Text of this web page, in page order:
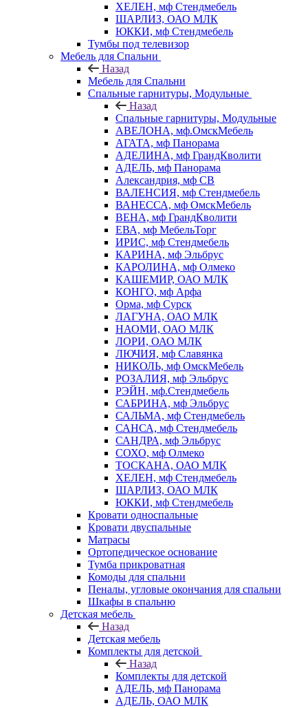
ХЕЛЕН, мф Стендмебель
ШАРЛИЗ, ОАО МЛК
ЮККИ, мф Стендмебель
Тумбы под телевизор
Мебель для Спальни
Назад
Мебель для Спальни
Спальные гарнитуры, Модульные
Назад
Спальные гарнитуры, Модульные
АВЕЛОНА, мф.ОмскМебель
АГАТА, мф Панорама
АДЕЛИНА, мф ГрандКволити
АДЕЛЬ, мф Панорама
Александрия, мф СВ
ВАЛЕНСИЯ, мф Стендмебель
ВАНЕССА, мф ОмскМебель
ВЕНА, мф ГрандКволити
ЕВА, мф МебельТорг
ИРИС, мф Стендмебель
КАРИНА, мф Эльбрус
КАРОЛИНА, мф Олмеко
КАШЕМИР, ОАО МЛК
КОНГО, мф Арфа
Орма, мф Сурск
ЛАГУНА, ОАО МЛК
НАОМИ, ОАО МЛК
ЛОРИ, ОАО МЛК
ЛЮЧИЯ, мф Славянка
НИКОЛЬ, мф ОмскМебель
РОЗАЛИЯ, мф Эльбрус
РЭЙН, мф.Стендмебель
САБРИНА, мф Эльбрус
САЛЬМА, мф Стендмебель
САНСА, мф Стендмебель
САНДРА, мф Эльбрус
СОХО, мф Олмеко
ТОСКАНА, ОАО МЛК
ХЕЛЕН, мф Стендмебель
ШАРЛИЗ, ОАО МЛК
ЮККИ, мф Стендмебель
Кровати односпальные
Кровати двуспальные
Матрасы
Ортопедическое основание
Тумба прикроватная
Комоды для спальни
Пеналы, угловые окончания для спальни
Шкафы в спальню
Детская мебель
Назад
Детская мебель
Комплекты для детской
Назад
Комплекты для детской
АДЕЛЬ, мф Панорама
АДЕЛЬ, ОАО МЛК